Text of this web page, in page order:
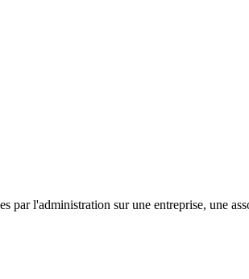
par l'administration sur une entreprise, une